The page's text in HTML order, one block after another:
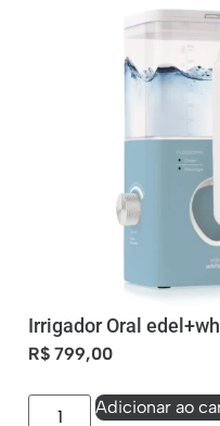
Irrigador Oral
R$ 799,00
Adicionar ao